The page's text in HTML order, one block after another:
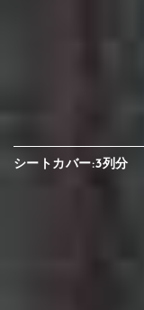
シートカバー:3列分